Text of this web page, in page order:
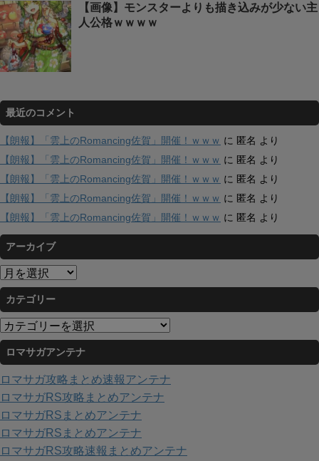
【画像】モンスターよりも描き込みが少ない主
人公格ｗｗｗｗ
最近のコメント
【朗報】「雲上のRomancing佐賀」開催！ｗｗｗ に 匿名 より
【朗報】「雲上のRomancing佐賀」開催！ｗｗｗ に 匿名 より
【朗報】「雲上のRomancing佐賀」開催！ｗｗｗ に 匿名 より
【朗報】「雲上のRomancing佐賀」開催！ｗｗｗ に 匿名 より
【朗報】「雲上のRomancing佐賀」開催！ｗｗｗ に 匿名 より
アーカイブ
ア
ー
カ
イ
ブ
カテゴリー
カ
テ
ゴ
リ
ー
ロマサガアンテナ
ロマサガ攻略まとめ速報アンテナ
ロマサガRS攻略まとめアンテナ
ロマサガRSまとめアンテナ
ロマサガRSまとめアンテナ
ロマサガRS攻略速報まとめアンテナ